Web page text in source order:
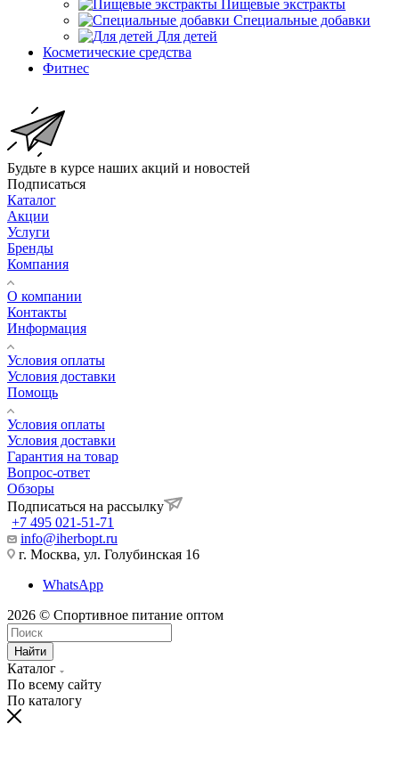
Пищевые экстракты
Специальные добавки
Для детей
Косметические средства
Фитнес
Будьте в курсе наших акций и новостей
Подписаться
Каталог
Акции
Услуги
Бренды
Компания
О компании
Контакты
Информация
Условия оплаты
Условия доставки
Помощь
Условия оплаты
Условия доставки
Гарантия на товар
Вопрос-ответ
Обзоры
Подписаться на рассылку
+7 495 021-51-71
info@iherbopt.ru
г. Москва, ул. Голубинская 16
WhatsApp
2026 © Спортивное питание оптом
Найти
Каталог
По всему сайту
По каталогу